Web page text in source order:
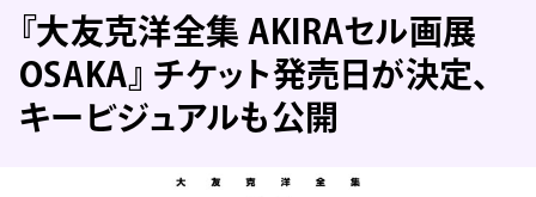
『大友克洋全集 AKIRAセル画展
OSAKA』 チケット発売日が決定、
キービジュアルも公開